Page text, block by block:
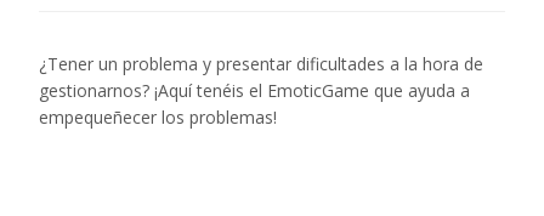
¿Tener un problema y presentar dificultades a la hora de
gestionarnos? ¡Aquí tenéis el EmoticGame que ayuda a
empequeñecer los problemas!